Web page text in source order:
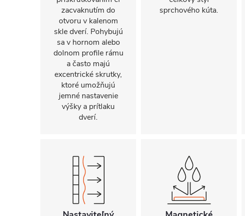
zacvaknutím do
otvoru v kalenom
skle dverí. Pohybujú
sa v hornom alebo
dolnom profile rámu
a často majú
excentrické skrutky,
ktoré umožňujú
jemné nastavenie
výšky a prítlaku
dverí.
sprchového kúta.